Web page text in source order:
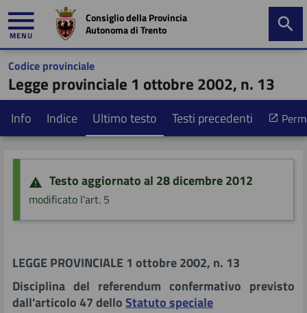
MENU
Consiglio della Provincia
Autonoma di Trento
Codice provinciale
Legge provinciale 1 ottobre 2002, n. 13
Info Indice Ultimo testo Testi precedenti
Testo aggiornato al 28 dicembre 2012
modificato l'art. 5
LEGGE PROVINCIALE 1 ottobre 2002, n. 13
Disciplina del referendum confermativo previsto
dall'articolo 47 delloStatuto speciale
trasparente
Primo piano
Informazione e controllo
Partecipazione
Ricerca nella giurisprudenza
Sintesi dei contenuti
Tavolo di coordinamento
Programma di controllo
Precedenti